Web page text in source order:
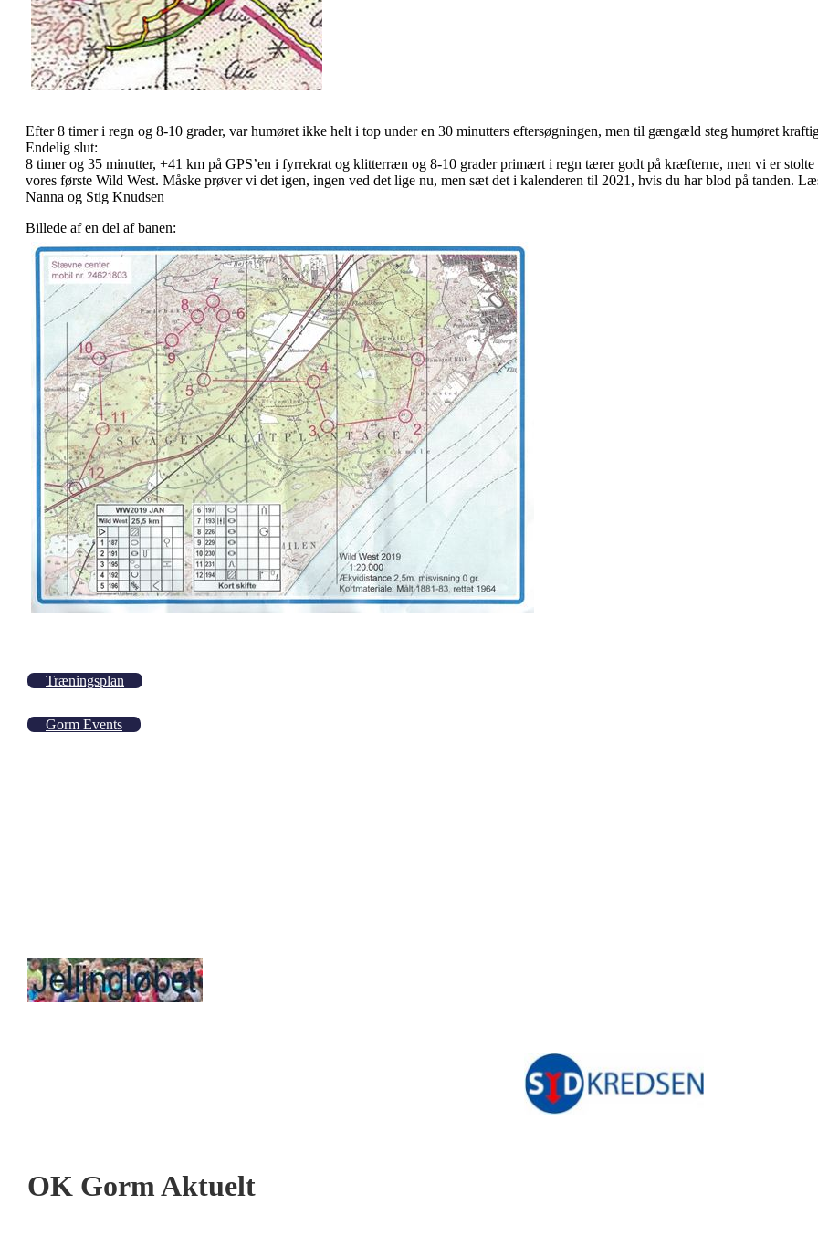
Efter 8 timer i regn og 8-10 grader, var humøret ikke helt i top under en 30 minutters eftersøgningen, men til gængæld steg humøret
Endelig slut:
8 timer og 35 minutter, +41 km på GPS’en i fyrrekrat og klitterræn og 8-10 grader primært i regn tærer godt på kræfterne, men vi er
vores første Wild West. Måske prøver vi det igen, ingen ved det lige nu, men sæt det i kalenderen til 2021, hvis du har blod på tanden.
Nanna og Stig Knudsen
Billede af en del af banen:
Træningsplan
Gorm Events
OK Gorm Aktuelt